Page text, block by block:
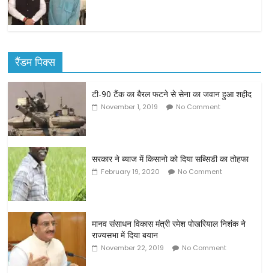
रैंडम पिक्स
टी-90 टैंक का बैरल फटने से सेना का जवान हुआ शहीद
November 1, 2019 No Comment
सरकार ने ब्याज में किसानो को दिया सब्सिडी का तोहफा
February 19, 2020 No Comment
मानव संसाधन विकास मंत्री रमेश पोखरियाल निशंक ने
राज्यसभा में दिया बयान
November 22, 2019 No Comment